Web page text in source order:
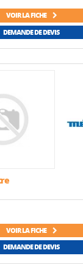
VOIR LA FICHE
DEMANDE DE DEVIS
VOIR LA FICHE
DEMANDE DE DEVIS